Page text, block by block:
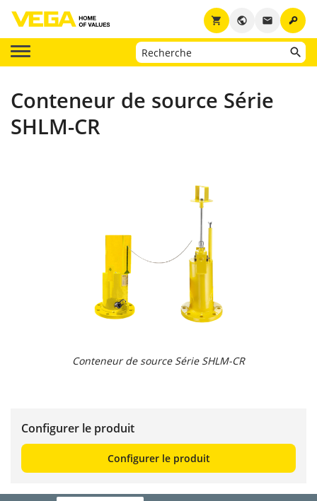
key
email
public
shopping_cart
Conteneur de source Série
SHLM-CR
Conteneur de source Série SHLM-CR
Configurer le produit
Configurer le produit